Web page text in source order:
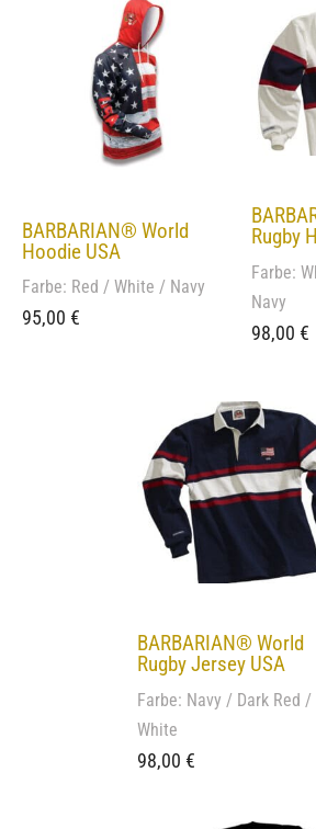
BARBARIAN® World
Hoodie USA
Farbe: Red / White / Navy
95,00 €
Rugby
Farbe:
Navy
98,00 €
BARBARIAN® World
Rugby Jersey USA
Farbe: Navy / Dark Red /
White
98,00 €